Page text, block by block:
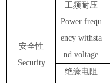
安全性
Security
工频耐压
Power frequ
ency withsta
nd voltage
绝缘电阻